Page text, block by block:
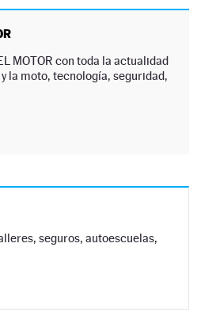
MOTOR con toda la actualidad
la moto, tecnología, seguridad,
seguros, autoescuelas,